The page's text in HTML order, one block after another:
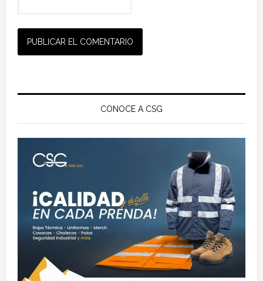
Barra
principal
CONOCE A CSG